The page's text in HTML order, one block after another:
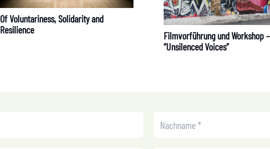
Of Voluntariness, Solidarity and
Resilience
Filmvorführung und Workshop –
“Unsilenced Voices”